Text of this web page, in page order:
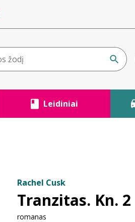
Leidiniai
Rachel Cusk
Tranzitas. Kn. 2
romanas